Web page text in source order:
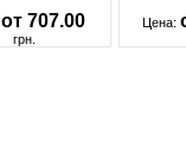
от 707.00
грн.
Цена: